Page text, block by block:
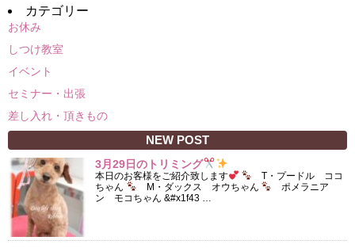
カテゴリー
お休み
しつけ教室
イベント
セミナー・出張
差し入れ・頂きもの
NEW POST
3月29日のトリミング
本日のお客様をご紹介致します
T・プードル ココ
ちゃん
M・ダックス オウちゃん
ポメラニア
ン モコちゃん &#x1f43 …